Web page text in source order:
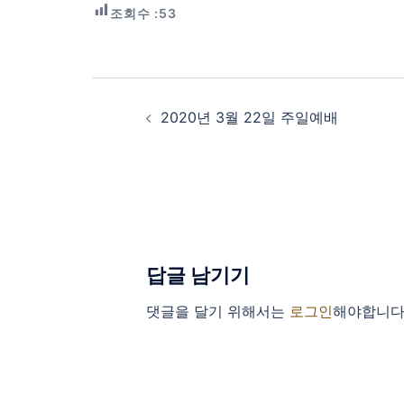
조회수 :53
Post
navigation
2020년 3월 22일 주일예배
답글 남기기
댓글을 달기 위해서는 로그인해야합니